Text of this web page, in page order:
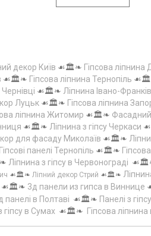
декор Київ ☙🏛️❧ Гіпсова ліпнина
☙🏛️❧ Гіпсова ліпнина Тернопіль
☙🏛️❧ Ліпнина Івано-
Луцьк ☙🏛️❧ Гіпсова ліпнина
ліпнина Житомир ☙🏛️❧
☙🏛️❧ Ліпнина з гіпсу Черкаси
для фасаду Миколаїв ☙🏛️❧
Гіпсові панелі Тернопіль ☙🏛️❧
Ліпнина з гіпсу в Червонограді
☙🏛️❧ Ліпний декор Стрий ☙🏛️❧
☙🏛️❧ 3д панели из гипса в Виннице
панелі в Полтаві ☙🏛️❧ Панелі з
гіпсу в Сумах ☙🏛️❧ Гіпсова ліпнина